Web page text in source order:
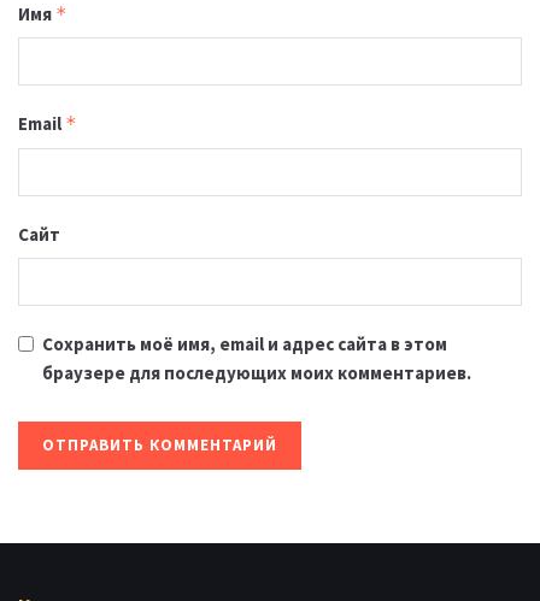
Имя *
Email *
Сайт
Сохранить моё имя, email и адрес сайта в этом
браузере для последующих моих комментариев.